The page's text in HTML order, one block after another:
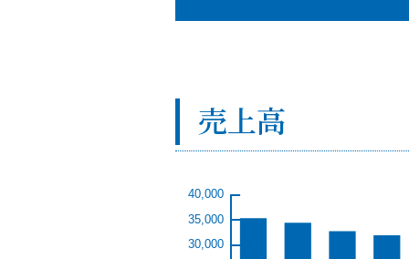
売上高